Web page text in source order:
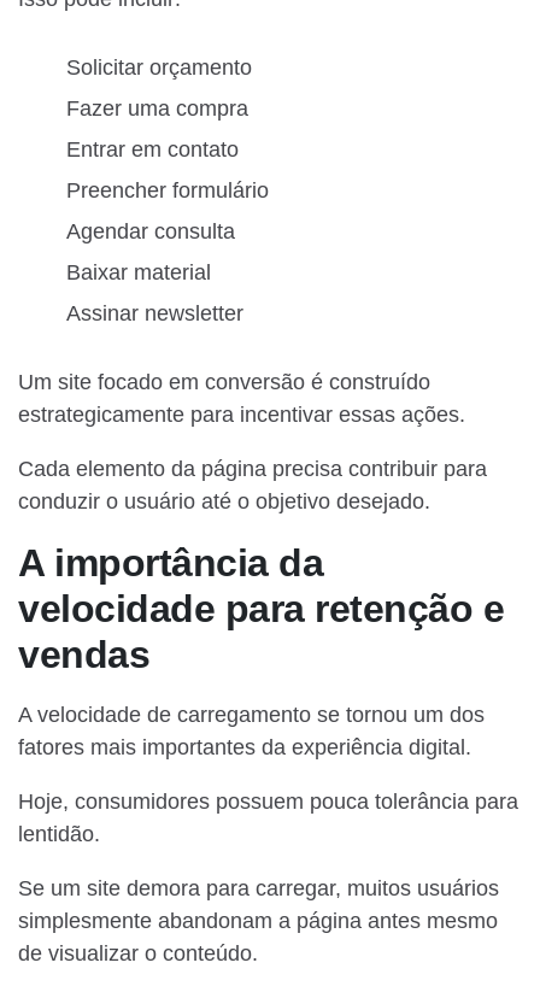
Solicitar orçamento
Fazer uma compra
Entrar em contato
Preencher formulário
Agendar consulta
Baixar material
Assinar newsletter
Um site focado em conversão é construído
estrategicamente para incentivar essas ações.
Cada elemento da página precisa contribuir para
conduzir o usuário até o objetivo desejado.
A importância da
velocidade para retenção e
vendas
A velocidade de carregamento se tornou um dos
fatores mais importantes da experiência digital.
Hoje, consumidores possuem pouca tolerância para
lentidão.
Se um site demora para carregar, muitos usuários
simplesmente abandonam a página antes mesmo
de visualizar o conteúdo.